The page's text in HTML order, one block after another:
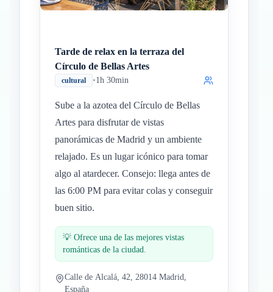
Tarde de relax en la terraza del
Círculo de Bellas Artes
cultural •1h 30min
Sube a la azotea del Círculo de Bellas
Artes para disfrutar de vistas
panorámicas de Madrid y un ambiente
relajado. Es un lugar icónico para tomar
algo al atardecer. Consejo: llega antes de
las 6:00 PM para evitar colas y conseguir
buen sitio.
💡 Ofrece una de las mejores vistas
románticas de la ciudad.
Calle de Alcalá, 42, 28014 Madrid,
España